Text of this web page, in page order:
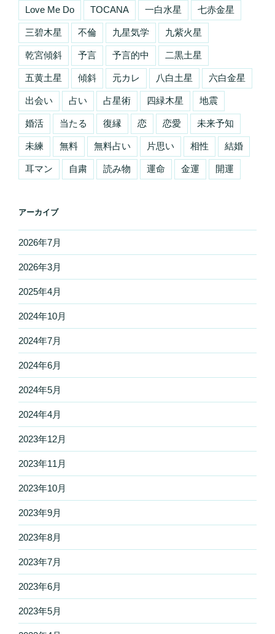
Love Me Do TOCANA 一白水星 七赤金星
三碧木星 不倫 九星気学 九紫火星
乾宮傾斜 予言 予言的中 二黒土星
五黄土星 傾斜 元カレ 八白土星 六白金星
出会い 占い 占星術 四緑木星 地震
婚活 当たる 復縁 恋 恋愛 未来予知
未練 無料 無料占い 片思い 相性 結婚
耳マン 自粛 読み物 運命 金運 開運
アーカイブ
2026年7月
2026年3月
2025年4月
2024年10月
2024年7月
2024年6月
2024年5月
2024年4月
2023年12月
2023年11月
2023年10月
2023年9月
2023年8月
2023年7月
2023年6月
2023年5月